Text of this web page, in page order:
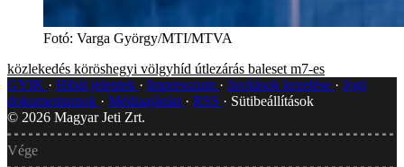
Fotó: Varga György/MTI/MTVA
közlekedés köröshegyi völgyhíd útlezárás baleset m7-es
GYIK
Hibát jelentek Impresszum Javítások kezelése
Jogi
dokumentumok
Médiaajánlat RSS
Sütibeállítások
© 2026 Magyar Jeti Zrt.
Vége